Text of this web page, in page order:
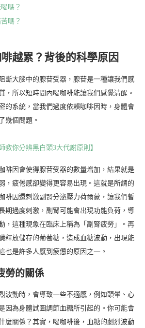
嗎？
嗎？
越累？背後的科學原因
斷大腦中的腺苷受器，腺苷是一種讓我們感
，所以短時間內喝咖啡能讓我們感覺清醒。
的系統，當我們過度依賴咖啡因時，身體會
幾個問題。
教你分辨黑白頭3大代謝原則】
啡因會使得腺苷受器的數量增加，結果就是
，疲倦感卻變得更容易出現。這就是所謂的
啡因還刺激副腎分泌壓力荷爾蒙，讓我們暫
期過度刺激，副腎可能會出現功能負荷，導
，這種現象在臨床上稱為「副腎疲勞」。再
釋放儲存的葡萄糖，造成血糖波動，出現能
也是許多人感到疲憊的原因之一。
勞的關係
波動時，會導致一些不適感，例如頭暈、心
因為身體試圖調節血糖所引起的。你可能會
麼關係？其實，喝咖啡後，血糖的劇烈波動